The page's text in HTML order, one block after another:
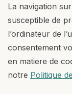
La navigation
susceptible de
l’ordinateur de
consentement
en matiere de
notre Politique